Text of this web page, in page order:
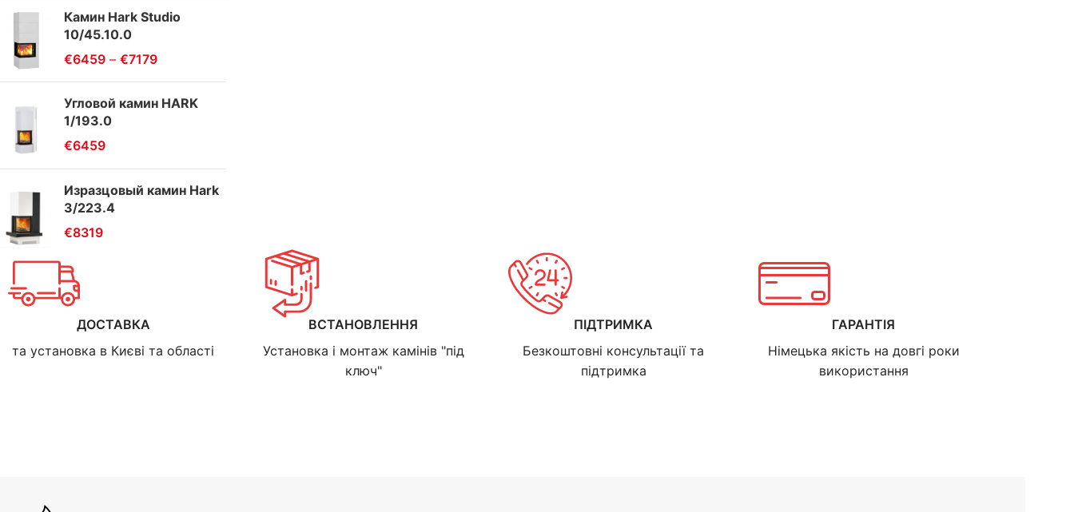
Камин Hark Studio
10/45.10.0
€6459 – €7179
Угловой камин HARK
1/193.0
€6459
Изразцовый камин Hark
3/223.4
€8319
ДОСТАВКА
та установка в Києві та області
ВСТАНОВЛЕННЯ
Установка і монтаж камінів "під
ключ"
ПІДТРИМКА
Безкоштовні консультації та
підтримка
ГАРАНТІЯ
Німецька якість на довгі роки
використання